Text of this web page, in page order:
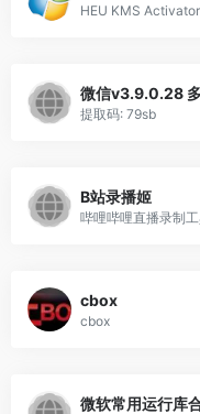
HEU KMS
微信v3.9.0.28
提取码: 79sb
B站录播姬
哔哩哔哩直播录制
cbox
cbox
微软常用运行库